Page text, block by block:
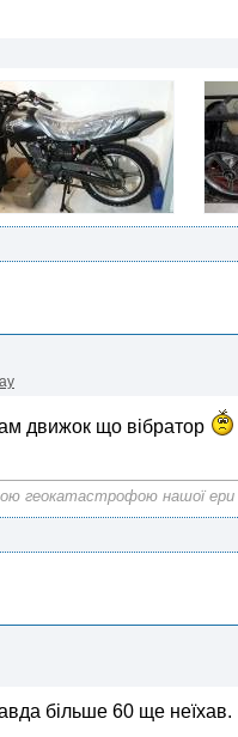
движок що вібратор
геокатастрофою нашої ери
більше 60 ще неїхав.